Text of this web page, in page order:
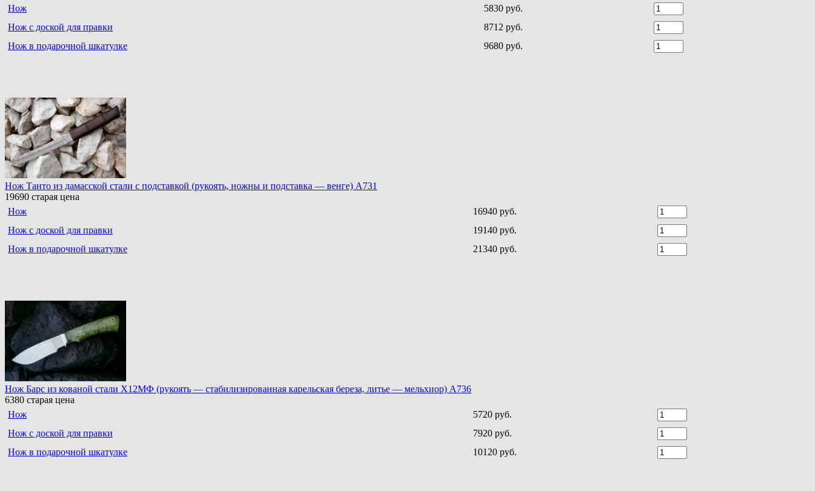
Нож
5830 руб.
Нож с доской для правки
8712 руб.
Нож в подарочной шкатулке
9680 руб.
Нож Танто из дамасской стали c подставкой (рукоять, ножны и подставка — венге) A731
19690 старая цена
Нож
16940 руб.
Нож с доской для правки
19140 руб.
Нож в подарочной шкатулке
21340 руб.
Нож Барс из кованой стали Х12МФ (рукоять — стабилизированная карельская береза, литье — мельхиор) A736
6380 старая цена
Нож
5720 руб.
Нож с доской для правки
7920 руб.
Нож в подарочной шкатулке
10120 руб.